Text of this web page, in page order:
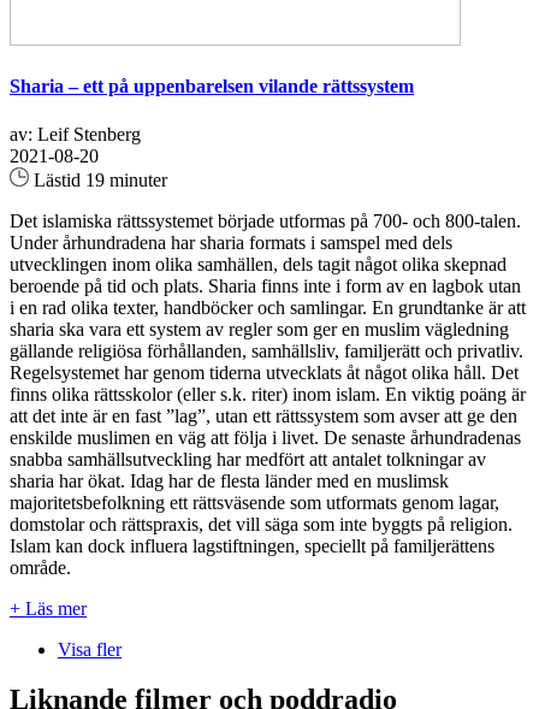
Sharia – ett på uppenbarelsen vilande rättssystem
av: Leif Stenberg
2021-08-20
Lästid 19 minuter
Det islamiska rättssystemet började utformas på 700- och 800-talen.
Under århundradena har sharia formats i samspel med dels
utvecklingen inom olika samhällen, dels tagit något olika skepnad
beroende på tid och plats. Sharia finns inte i form av en lagbok utan
i en rad olika texter, handböcker och samlingar. En grundtanke är att
sharia ska vara ett system av regler som ger en muslim vägledning
gällande religiösa förhållanden, samhällsliv, familjerätt och privatliv.
Regelsystemet har genom tiderna utvecklats åt något olika håll. Det
finns olika rättsskolor (eller s.k. riter) inom islam. En viktig poäng är
att det inte är en fast ”lag”, utan ett rättssystem som avser att ge den
enskilde muslimen en väg att följa i livet. De senaste århundradenas
snabba samhällsutveckling har medfört att antalet tolkningar av
sharia har ökat. Idag har de flesta länder med en muslimsk
majoritetsbefolkning ett rättsväsende som utformats genom lagar,
domstolar och rättspraxis, det vill säga som inte byggts på religion.
Islam kan dock influera lagstiftningen, speciellt på familjerättens
område.
+ Läs mer
Visa fler
Liknande filmer och poddradio